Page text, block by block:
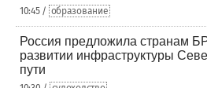
10:45 / образование
Россия предложила странам
развитии инфраструктуры
пути